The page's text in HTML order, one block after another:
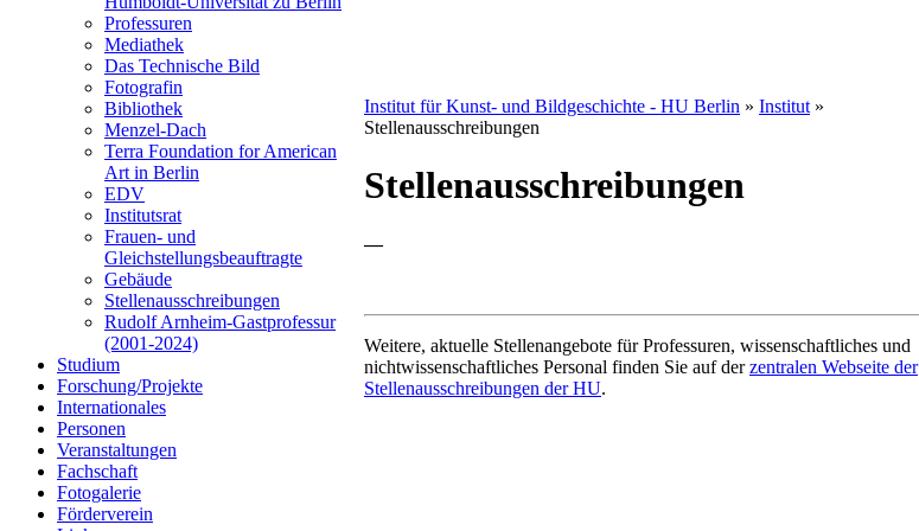
Professuren
Mediathek
Das Technische Bild
Fotografin
Bibliothek
Menzel-Dach
Terra Foundation for American
Art in Berlin
EDV
Institutsrat
Frauen- und
Gleichstellungsbeauftragte
Gebäude
Stellenausschreibungen
Rudolf Arnheim-Gastprofessur
(2001-2024)
Studium
Forschung/Projekte
Internationales
Personen
Veranstaltungen
Fachschaft
Fotogalerie
Förderverein
Institut für Kunst- und Bildgeschichte - HU Berlin » Institut »
Stellenausschreibungen
Stellenausschreibungen
—
Weitere, aktuelle Stellenangebote für Professuren, wissenschaftliches und
nichtwissenschaftliches Personal finden Sie auf derzentralen Webseite der
Stellenausschreibungen der HU.